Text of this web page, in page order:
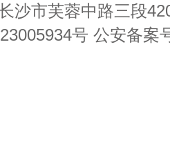
沙市芙蓉中路三段
号 公安备案